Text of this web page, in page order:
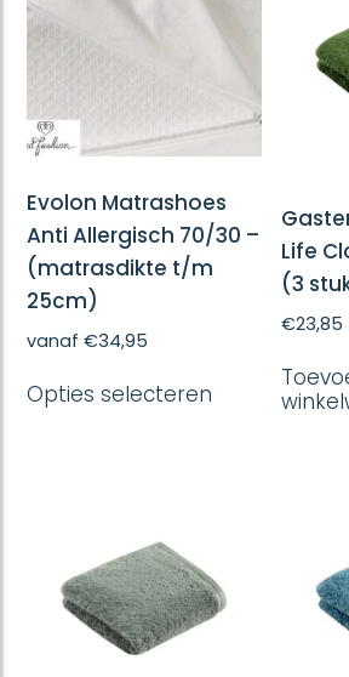
Evolon Matrashoes
Anti Allergisch 70/30 –
(matrasdikte t/m
25cm)
vanaf€34,95
Opties selecteren product
worden
op
Life
(3
€23,85